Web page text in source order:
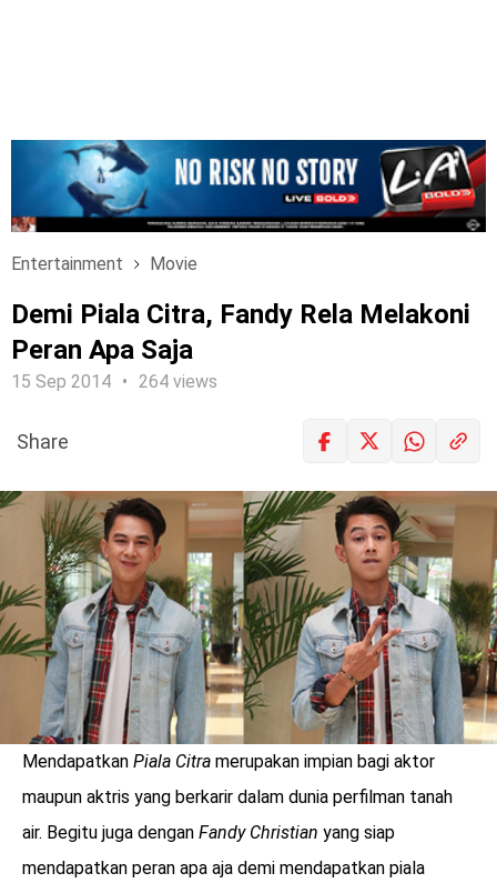
Entertainment Movie
Demi Piala Citra, Fandy Rela Melakoni
Peran Apa Saja
15 Sep 2014 264 views
LOGIN
Share
Mendapatkan Piala Citra merupakan impian bagi aktor
maupun aktris yang berkarir dalam dunia perfilman tanah
air. Begitu juga dengan Fandy Christian yang siap
mendapatkan peran apa aja demi mendapatkan piala